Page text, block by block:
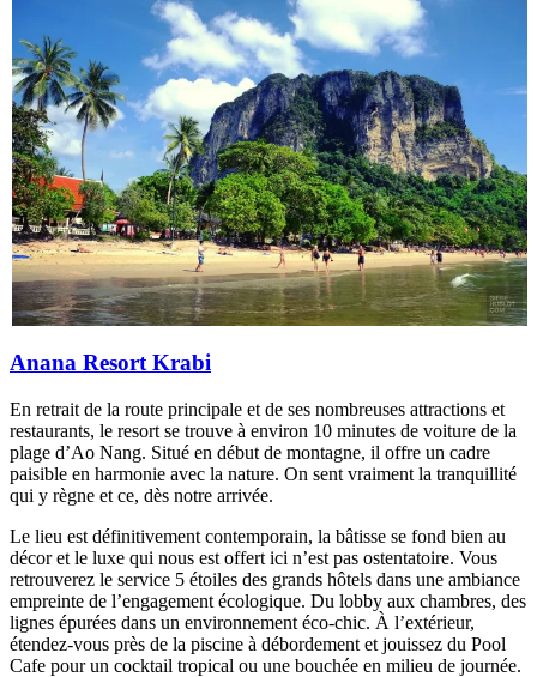
Anana Resort Krabi
En retrait de la route principale et de ses nombreuses attractions et
restaurants, le resort se trouve à environ 10 minutes de voiture de la
plage d’Ao Nang. Situé en début de montagne, il offre un cadre
paisible en harmonie avec la nature. On sent vraiment la tranquillité
qui y règne et ce, dès notre arrivée.
Le lieu est définitivement contemporain, la bâtisse se fond bien au
décor et le luxe qui nous est offert ici n’est pas ostentatoire. Vous
retrouverez le service 5 étoiles des grands hôtels dans une ambiance
empreinte de l’engagement écologique. Du lobby aux chambres, des
lignes épurées dans un environnement éco-chic. À l’extérieur,
étendez-vous près de la piscine à débordement et jouissez du Pool
Cafe pour un cocktail tropical ou une bouchée en milieu de journée.